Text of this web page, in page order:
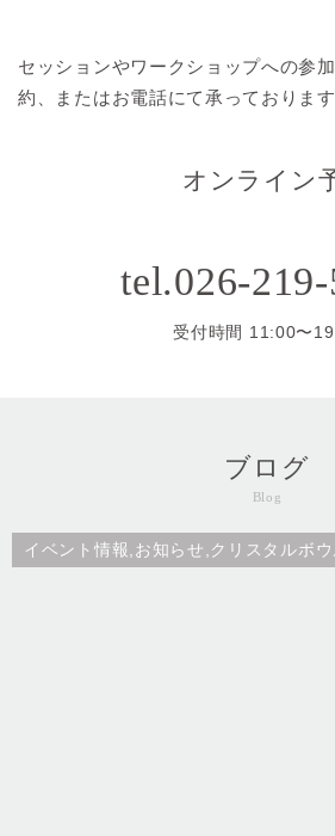
セッションやワークショップへの参
約、またはお電話にて承っております
オンライン
tel.026-
受付時間 11:00〜
ブログ
Blog
イベント情報,お知らせ,クリスタルボ